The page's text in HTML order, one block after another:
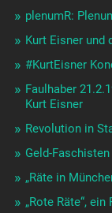
plenumR:
Kurt Eisner und
#KurtEisner
Faulhaber
Kurt Eisner
Revolution in
Geld-
„Räte in
„Rote Räte“,